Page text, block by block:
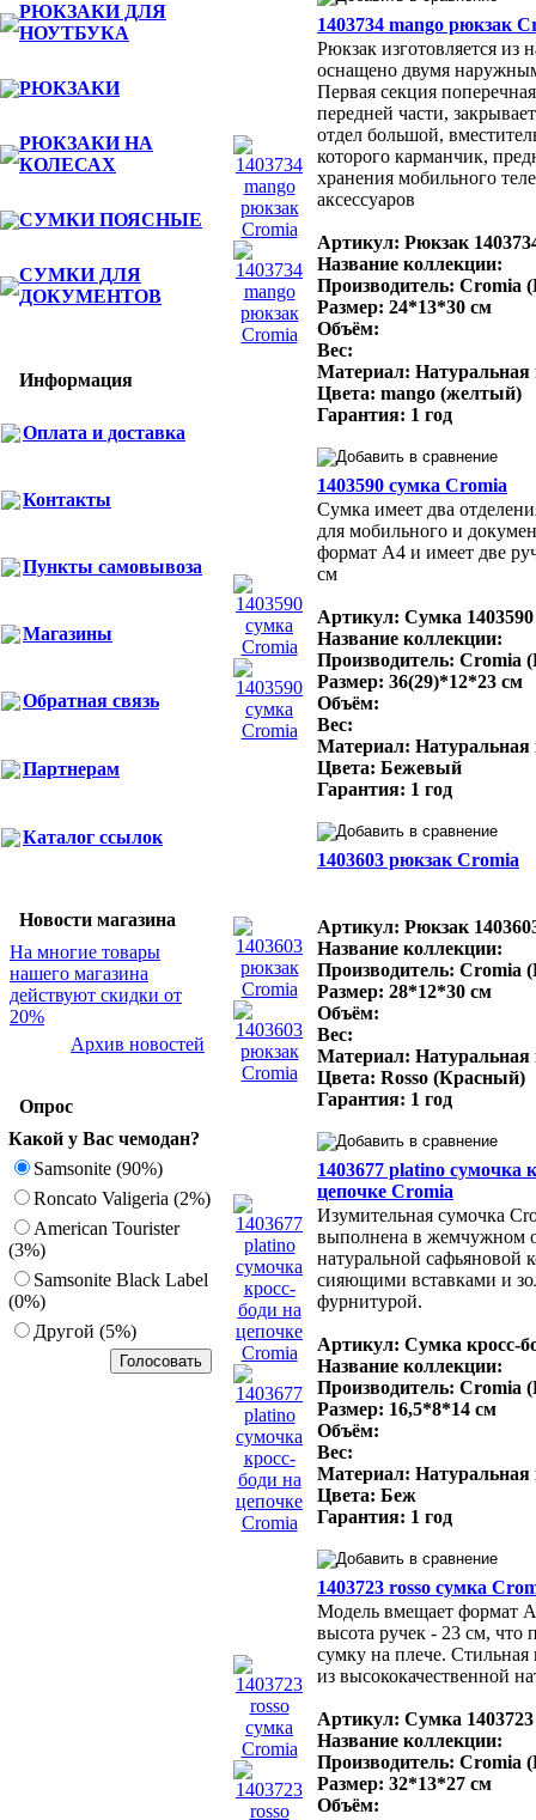
РЮКЗАКИ ДЛЯ
НОУТБУКА
РЮКЗАКИ
РЮКЗАКИ НА
КОЛЕСАХ
СУМКИ ПОЯСНЫЕ
СУМКИ ДЛЯ
ДОКУМЕНТОВ
Информация
Оплата и доставка
Контакты
Пункты самовывоза
Магазины
Обратная связь
Партнерам
Каталог ссылок
Новости магазина
На многие товары
нашего магазина
действуют скидки от
20%
Архив новостей
Опрос
Какой у Вас чемодан?
Samsonite (90%)
Roncato Valigeria (2%)
American Tourister
(3%)
Samsonite Black Label
(0%)
Другoй (5%)
1403734 mango рюкзак
Рюкзак изготовляется из
оснащено двумя
Первая секция
передней части,
отдел большой,
которого карманчик,
хранения мобильного
аксессуаров
Артикул: Рюкзак
Название коллекции:
Производитель: Cromia
Размер: 24*13*30 см
Объём:
Вес:
Материал: Натуральная
Цвета: mango (желтый)
Гарантия: 1 год
1403590 сумка Cromia
Сумка имеет два
для мобильного и
формат A4 и имеет две
см
Артикул: Сумка
Название коллекции:
Производитель: Cromia
Размер: 36(29)*12*23 см
Объём:
Вес:
Материал: Натуральная
Цвета: Бежевый
Гарантия: 1 год
1403603 рюкзак Cromia
Артикул: Рюкзак
Название коллекции:
Производитель: Cromia
Размер: 28*12*30 см
Объём:
Вес:
Материал: Натуральная
Цвета: Rosso (Красный)
Гарантия: 1 год
1403677 platino сумочка
цепочке Cromia
Изумительная сумочка
выполнена в жемчужном
натуральной сафьяновой
сияющими вставками и
фурнитурой.
Артикул: Сумка кросс-
Название коллекции:
Производитель: Cromia
Размер: 16,5*8*14 см
Объём:
Вес:
Материал: Натуральная
Цвета: Беж
Гарантия: 1 год
1403723 rosso сумка
Модель вмещает формат
высота ручек - 23 см, что
сумку на плече. Стильная
из высококачественной
Артикул: Сумка
Название коллекции:
Производитель: Cromia
Размер: 32*13*27 см
Объём: